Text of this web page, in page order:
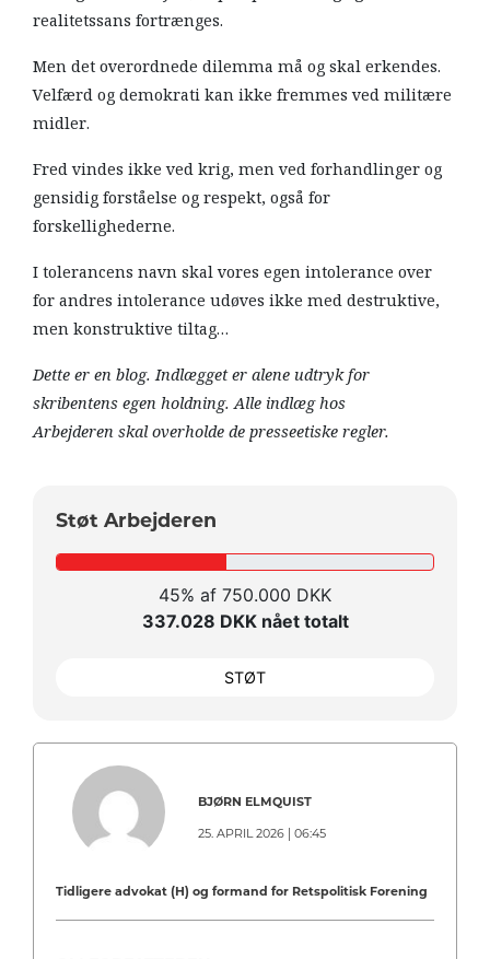
realitetssans fortrænges.
Men det overordnede dilemma må og skal erkendes.
Velfærd og demokrati kan ikke fremmes ved militære
midler.
Fred vindes ikke ved krig, men ved forhandlinger og
gensidig forståelse og respekt, også for
forskellighederne.
I tolerancens navn skal vores egen intolerance over
for andres intolerance udøves ikke med destruktive,
men konstruktive tiltag…
Dette er en blog. Indlægget er alene udtryk for
skribentens egen holdning. Alle indlæg hos
Arbejderen skal overholde de presseetiske regler.
Støt Arbejderen
45% af 750.000 DKK
337.028 DKK nået totalt
STØT
BJØRN ELMQUIST
25. APRIL 2026 | 06:45
Tidligere advokat (H) og formand for Retspolitisk Forening